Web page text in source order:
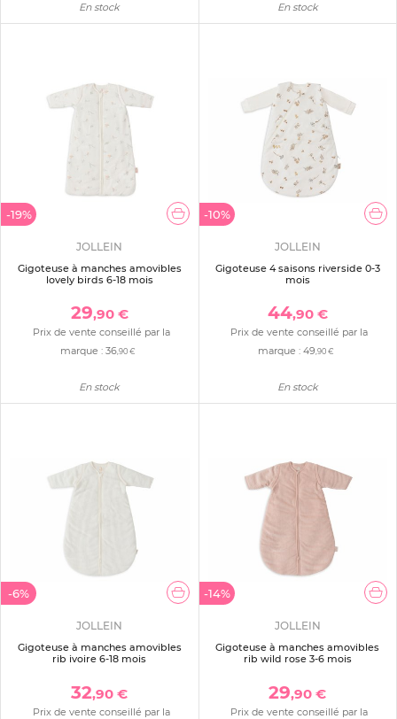
En stock En stock
-19%
JOLLEIN
Gigoteuse à manches amovibles
lovely birds 6-18 mois
29,90 €
Prix de vente conseillé par la
marque : 36,90 €
En stock
-10%
JOLLEIN
Gigoteuse 4 saisons riverside 0-3
mois
44,90 €
Prix de vente conseillé par la
marque : 49 ,90 €
En stock
-6%
JOLLEIN
Gigoteuse à manches amovibles
rib ivoire 6-18 mois
32,90 €
Prix de vente conseillé par la
-14%
JOLLEIN
Gigoteuse à manches amovibles
rib wild rose 3-6 mois
29,90 €
Prix de vente conseillé par la